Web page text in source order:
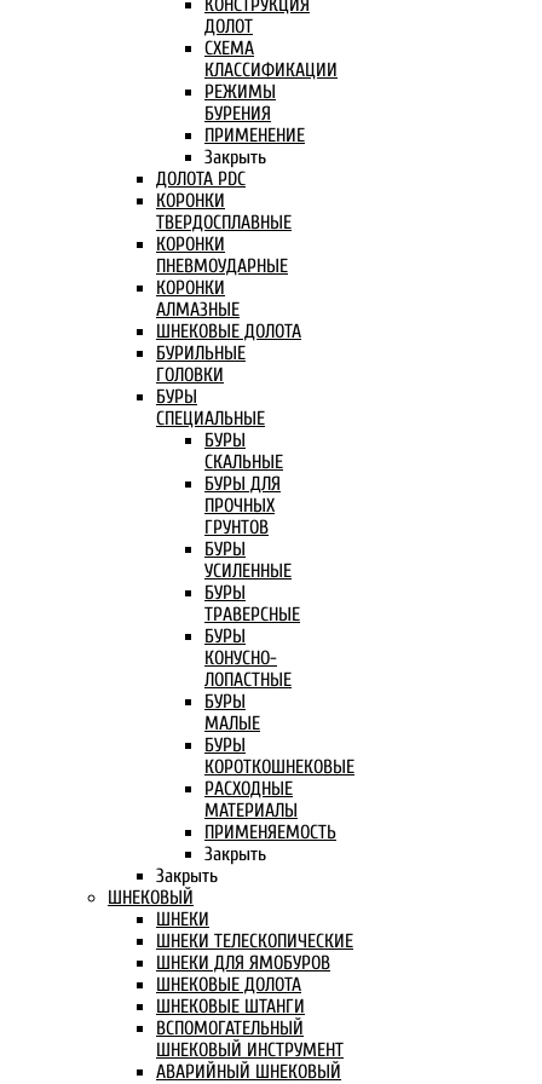
КОНСТРУКЦИЯ
ДОЛОТ
СХЕМА
КЛАССИФИКАЦИИ
РЕЖИМЫ
БУРЕНИЯ
ПРИМЕНЕНИЕ
Закрыть
ДОЛОТА PDC
КОРОНКИ
ТВЕРДОСПЛАВНЫЕ
КОРОНКИ
ПНЕВМОУДАРНЫЕ
КОРОНКИ
АЛМАЗНЫЕ
ШНЕКОВЫЕ ДОЛОТА
БУРИЛЬНЫЕ
ГОЛОВКИ
БУРЫ
СПЕЦИАЛЬНЫЕ
БУРЫ
СКАЛЬНЫЕ
БУРЫ ДЛЯ
ПРОЧНЫХ
ГРУНТОВ
БУРЫ
УСИЛЕННЫЕ
БУРЫ
ТРАВЕРСНЫЕ
БУРЫ
КОНУСНО-
ЛОПАСТНЫЕ
БУРЫ
МАЛЫЕ
БУРЫ
КОРОТКОШНЕКОВЫЕ
РАСХОДНЫЕ
МАТЕРИАЛЫ
ПРИМЕНЯЕМОСТЬ
Закрыть
Закрыть
ШНЕКОВЫЙ
ШНЕКИ
ШНЕКИ ТЕЛЕСКОПИЧЕСКИЕ
ШНЕКИ ДЛЯ ЯМОБУРОВ
ШНЕКОВЫЕ ДОЛОТА
ШНЕКОВЫЕ ШТАНГИ
ВСПОМОГАТЕЛЬНЫЙ
ШНЕКОВЫЙ ИНСТРУМЕНТ
АВАРИЙНЫЙ ШНЕКОВЫЙ